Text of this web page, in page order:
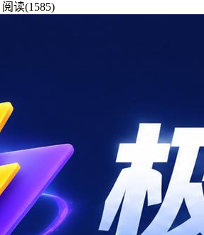
阅读(1585)